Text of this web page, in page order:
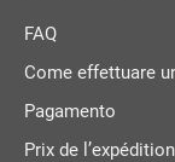
FAQ
Come effettuare
Pagamento
Prix ​​de l’expédition